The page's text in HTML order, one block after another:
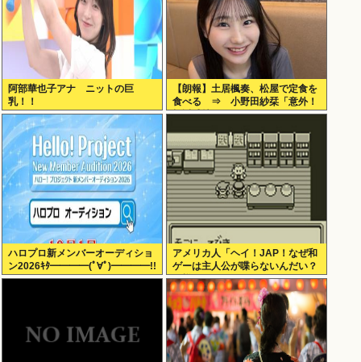
阿部華也子アナ ニットの巨
乳！！
【朗報】土居楓奏、松屋で定食を
食べる ⇒ 小野田紗栞「意外！
親近感持った」
ハロプロ新メンバーオーディショ
ン2026ｷﾀ━━━━(ﾟ∀ﾟ)━━━━!!
アメリカ人「ヘイ！JAP！なぜ和
ゲーは主人公が喋らないんだい？
異様だよ？」